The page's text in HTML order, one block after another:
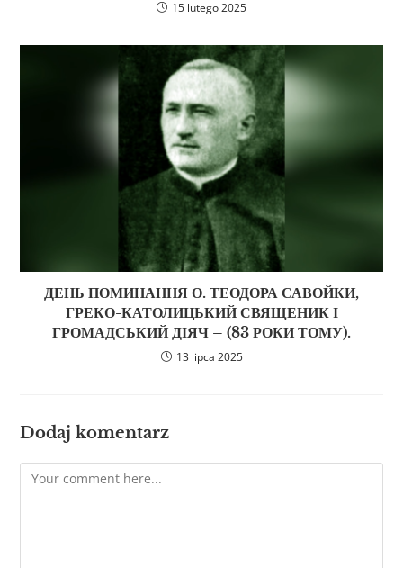
15 lutego 2025
ДЕНЬ ПОМИНАННЯ О. ТЕОДОРА САВОЙКИ,
ГРЕКО-КАТОЛИЦЬКИЙ СВЯЩЕНИК І
ГРОМАДСЬКИЙ ДІЯЧ – (83 РОКИ ТОМУ).
13 lipca 2025
Dodaj komentarz